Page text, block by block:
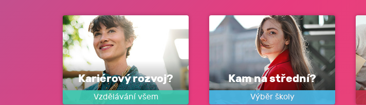
Kariérový rozvoj?
Vzdělávání všem
Kam na střední?
Výběr školy